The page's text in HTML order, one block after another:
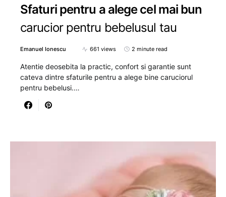
Sfaturi pentru a alege cel mai bun
carucior pentru bebelusul tau
Emanuel Ionescu 661 views 2 minute read
Atentie deosebita la practic, confort si garantie sunt
cateva dintre sfaturile pentru a alege bine caruciorul
pentru bebelusi.…